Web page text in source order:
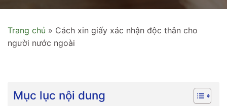
Trang chủ » Cách xin giấy xác nhận độc thân cho
người nước ngoài
Mục lục nội dung